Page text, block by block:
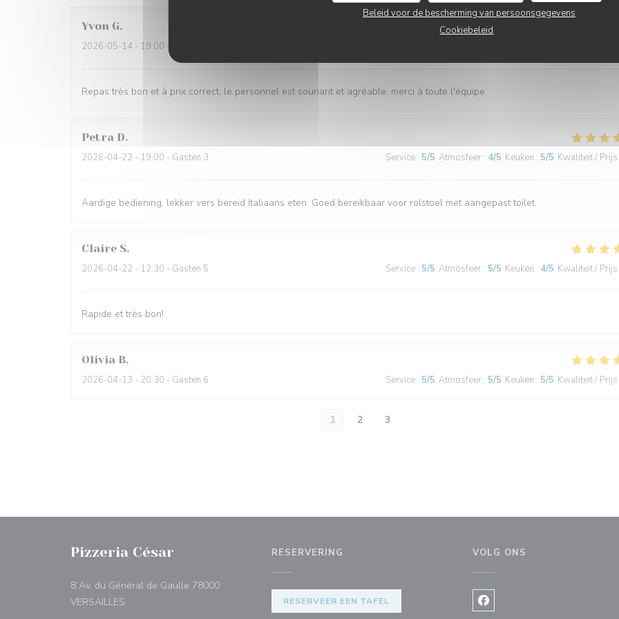
Beleid voor de bescherming van persoonsgegevens
Cookiebeleid
Yvon G
2026-05-14 - 19:00 - Gasten 3
Repas très bon et à prix correct, le personnel est souriant et agréable, merci à toute l'équipe
Petra D
2026-04-22 - 19:00 - Gasten 3 Service : 5/5 Atmosfeer : 4/5 Keuken : 5/5 Kwaliteit / Prijs
Aardige bediening, lekker vers bereid Italiaans eten. Goed bereikbaar voor rolstoel met aangepast toilet.
Claire S
2026-04-22 - 12:30 - Gasten 5 Service : 5/5 Atmosfeer : 5/5 Keuken : 4/5 Kwaliteit / Prijs
Rapide et très bon!
Olivia B
2026-04-13 - 20:30 - Gasten 6 Service : 5/5 Atmosfeer : 5/5 Keuken : 5/5 Kwaliteit / Prijs
1 2 3
Pizzeria César
8 Av. du Général de Gaulle 78000
VERSAILLES
RESERVERING
RESERVEER EEN TAFEL
VOLG ONS
Facebook ((opent in een